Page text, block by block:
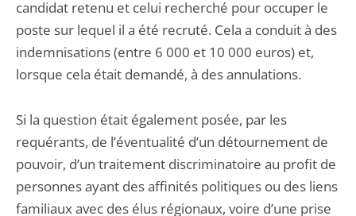
candidat retenu et celui recherché pour occuper le
poste sur lequel il a été recruté. Cela a conduit à des
indemnisations (entre 6 000 et 10 000 euros) et,
lorsque cela était demandé, à des annulations.
Si la question était également posée, par les
requérants, de l’éventualité d’un détournement de
pouvoir, d’un traitement discriminatoire au profit de
personnes ayant des affinités politiques ou des liens
familiaux avec des élus régionaux, voire d’une prise